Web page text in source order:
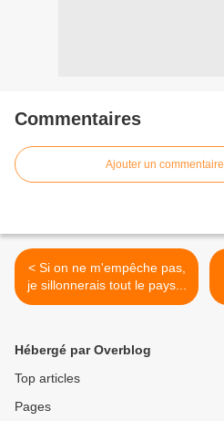
Commentaires
Ajouter un commentaire
< Si on ne m'empêche pas,
je sillonnerais tout le pays...
Hébergé par Overblog
Top articles
Pages